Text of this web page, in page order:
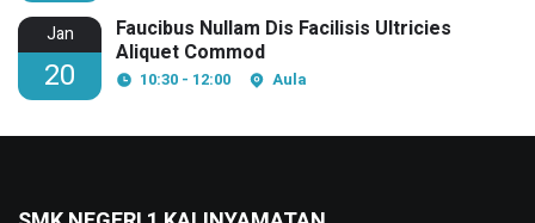
Jan
20
Faucibus Nullam Dis Facilisis Ultricies
Aliquet Commod
10:30 - 12:00 Aula